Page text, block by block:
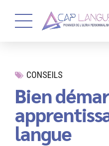
CONSEILS
Bien
langue